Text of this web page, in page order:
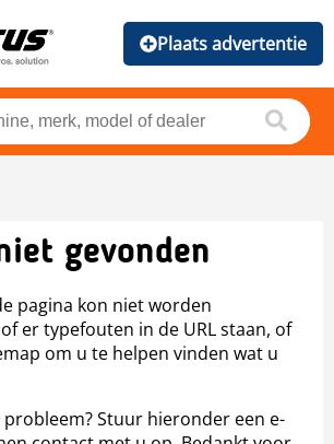
Plaats advertentie
gevonden
pagina kon niet worden
er typefouten in de URL staan, of
om u te helpen vinden wat u
Stuur hieronder een e-